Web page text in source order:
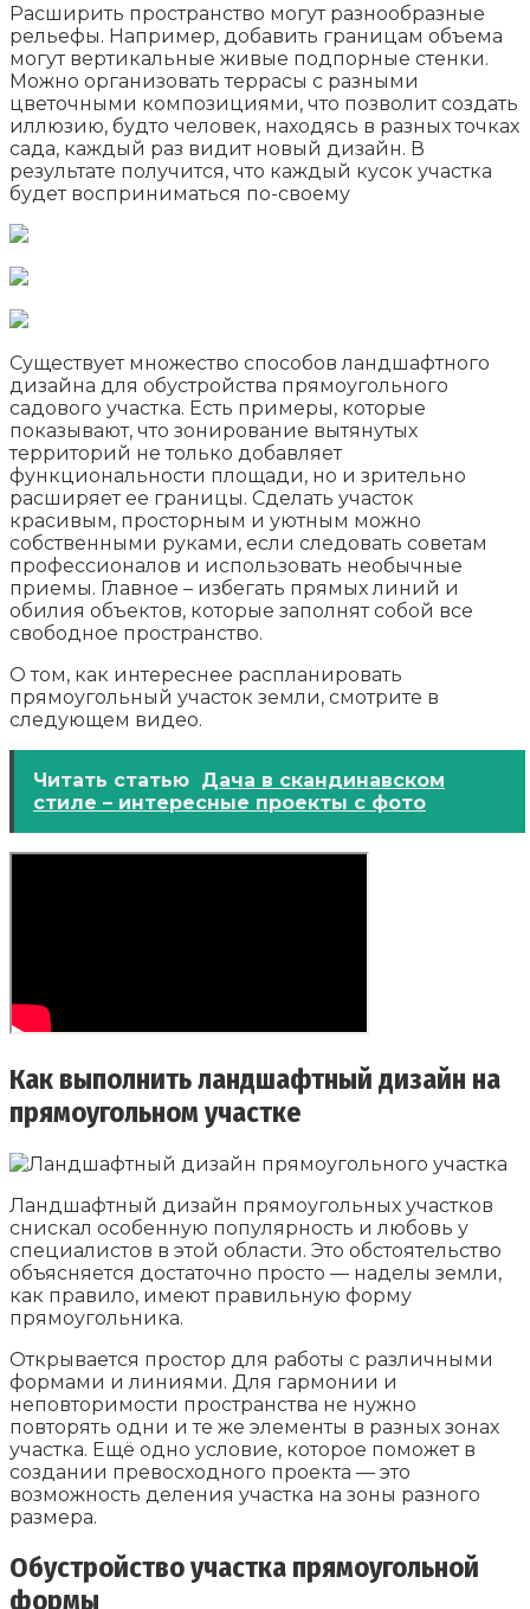
Расширить пространство могут разнообразные
рельефы. Например, добавить границам объема
могут вертикальные живые подпорные стенки.
Можно организовать террасы с разными
цветочными композициями, что позволит создать
иллюзию, будто человек, находясь в разных точках
сада, каждый раз видит новый дизайн. В
результате получится, что каждый кусок участка
будет восприниматься по-своему
Существует множество способов ландшафтного
дизайна для обустройства прямоугольного
садового участка. Есть примеры, которые
показывают, что зонирование вытянутых
территорий не только добавляет
функциональности площади, но и зрительно
расширяет ее границы. Сделать участок
красивым, просторным и уютным можно
собственными руками, если следовать советам
профессионалов и использовать необычные
приемы. Главное – избегать прямых линий и
обилия объектов, которые заполнят собой все
свободное пространство.
О том, как интереснее распланировать
прямоугольный участок земли, смотрите в
следующем видео.
Читать статью Дача в скандинавском
стиле – интересные проекты с фото
Как выполнить ландшафтный дизайн на
прямоугольном участке
Ландшафтный дизайн прямоугольных участков
снискал особенную популярность и любовь у
специалистов в этой области. Это обстоятельство
объясняется достаточно просто — наделы земли,
как правило, имеют правильную форму
прямоугольника.
Открывается простор для работы с различными
формами и линиями. Для гармонии и
неповторимости пространства не нужно
повторять одни и те же элементы в разных зонах
участка. Ещё одно условие, которое поможет в
создании превосходного проекта — это
возможность деления участка на зоны разного
размера.
Обустройство участка прямоугольной
формы